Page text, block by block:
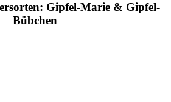
Gipfel-Marie & Gipfel-
Bübchen